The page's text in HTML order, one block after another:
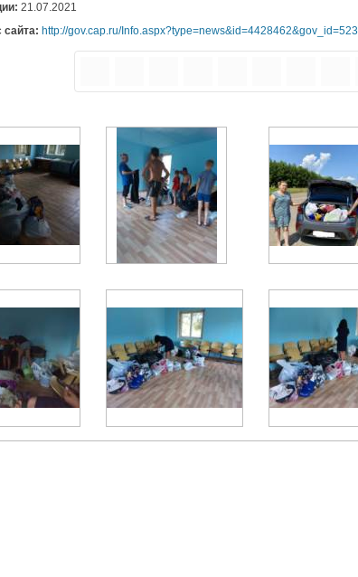
21.07.2021
http://gov.cap.ru/Info.aspx?type=news&id=4428462&gov_id=523